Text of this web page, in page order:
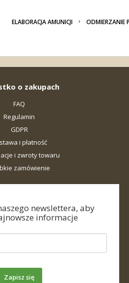
ELABORACJA AMUNICJI ODMIERZANIE
o zakupach
FAQ
Regulamin
GDPR
i płatność
i zwroty towaru
zamówienie
newslettera, aby
informacje
Zapisz się